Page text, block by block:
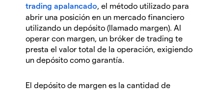
trading apalancado , el método utilizado para
abrir una posición en un mercado financiero
utilizando un depósito (llamado margen). Al
operar con margen, un bróker de trading te
presta el valor total de la operación, exigiendo
un depósito como garantía.
El depósito de margen es la cantidad de